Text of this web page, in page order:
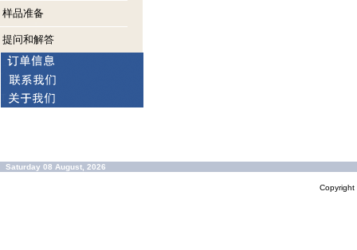
样品准备
提问和解答
Saturday 08 August, 2026